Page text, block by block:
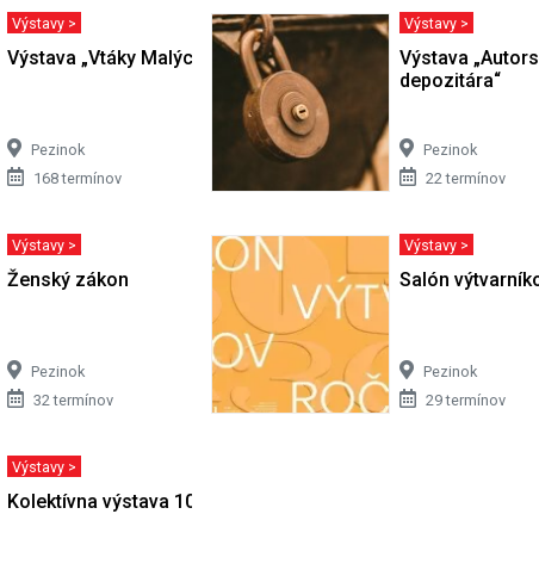
Výstavy >
Výstava „Vtáky Malých Karpát“
Pezinok
168 termínov
Výstavy >
Výstava
depozitára“
Pezinok
22 termínov
Výstavy >
Ženský zákon
Pezinok
32 termínov
Výstavy >
Salón
Pezinok
29 termínov
Výstavy >
Kolektívna výstava 101 umelcov…